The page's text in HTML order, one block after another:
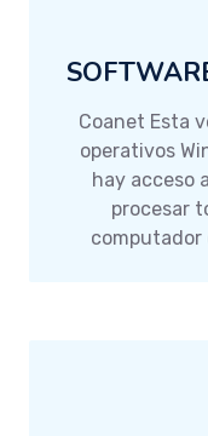
Coanet Esta
operativos
hay acceso
procesar